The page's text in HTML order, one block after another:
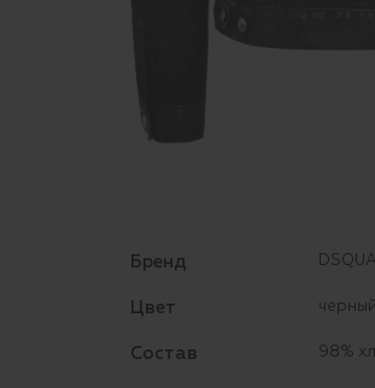
Бренд
Цвет черный
Состав 98%